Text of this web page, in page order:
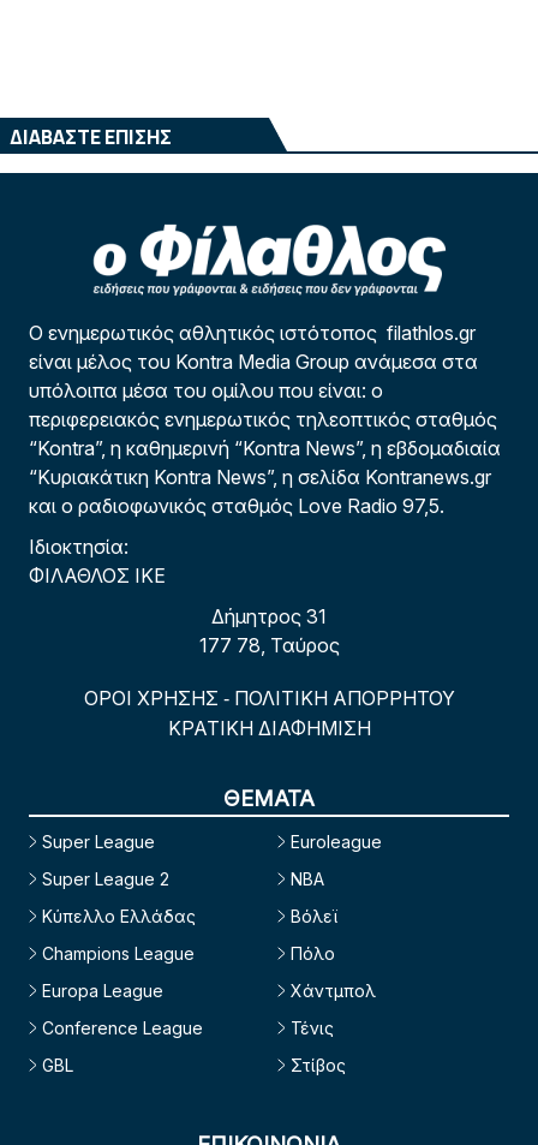
ΔΙΑΒΑΣΤΕ ΕΠΙΣΗΣ
Ο ενημερωτικός αθλητικός ιστότοπος filathlos.gr
είναι μέλος του Kontra Media Group ανάμεσα στα
υπόλοιπα μέσα του ομίλου που είναι: ο
περιφερειακός ενημερωτικός τηλεοπτικός σταθμός
“Kontra”, η καθημερινή “Kontra News”, η εβδομαδιαία
“Κυριακάτικη Kontra News”, η σελίδα Kontranews.gr
και ο ραδιοφωνικός σταθμός Love Radio 97,5.
Ιδιοκτησία:
ΦΙΛΑΘΛΟΣ ΙΚΕ
Δήμητρος 31
177 78, Ταύρος
ΟΡΟΙ ΧΡΗΣΗΣ - ΠΟΛΙΤΙΚΗ ΑΠΟΡΡΗΤΟΥ
ΚΡΑΤΙΚΗ ΔΙΑΦΗΜΙΣΗ
ΘΕΜΑΤΑ
Super League
Super League 2
Κύπελλο Ελλάδας
Champions League
Europa League
Conference League
GBL
Euroleague
NBA
Βόλεϊ
Πόλο
Χάντμπολ
Τένις
Στίβος